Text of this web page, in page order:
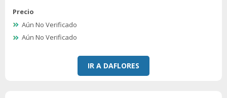
Precio
Aún No Verificado
Aún No Verificado
IR A DAFLORES